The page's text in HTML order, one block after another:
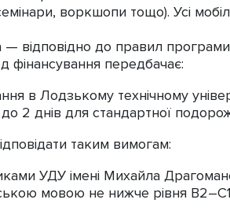
воркшопи тощо). Усі
— відповідно до правил
фінансування передбачає:
в Лодзькому технічному
2 днів для стандартної
таким вимогам:
УДУ імені Михайла
мовою не нижче рівня